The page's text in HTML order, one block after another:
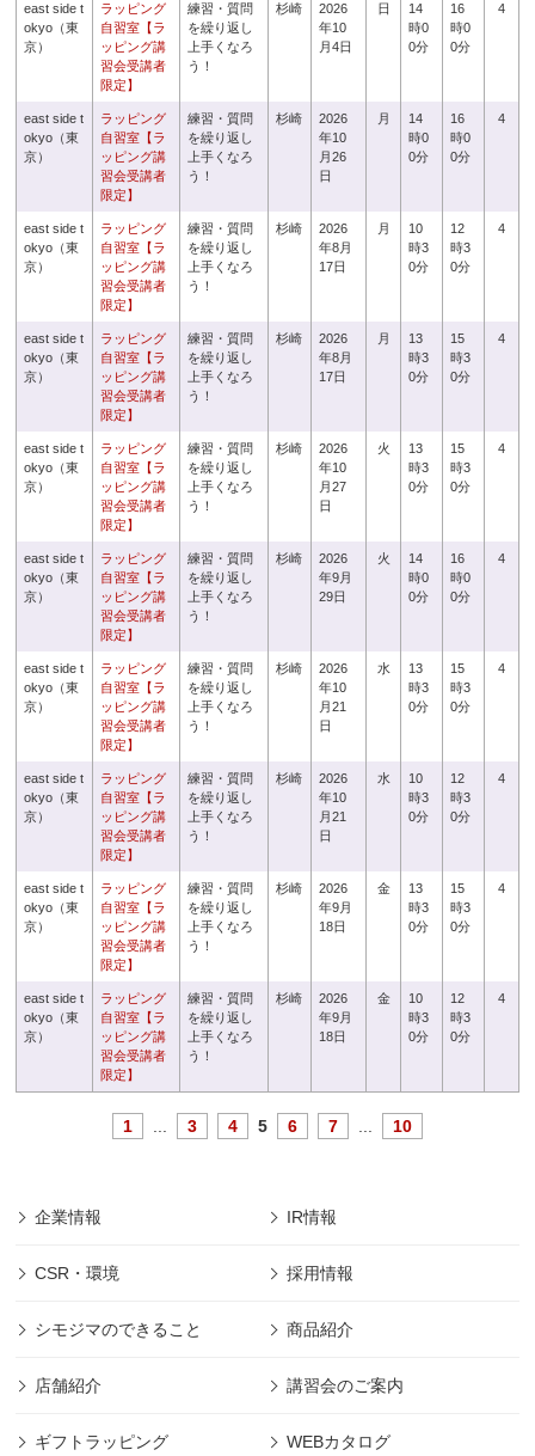
east side t
okyo（東
京）
ラッピング
自習室【ラ
ッピング講
習会受講者
限定】
練習・質問
を繰り返し
上手くなろ
う！
杉崎
2026
年10
月4日
日
14
時0
0分
16
時0
0分
4
east side t
okyo（東
京）
ラッピング
自習室【ラ
ッピング講
習会受講者
限定】
練習・質問
を繰り返し
上手くなろ
う！
杉崎
2026
年10
月26
日
月
14
時0
0分
16
時0
0分
4
east side t
okyo（東
京）
ラッピング
自習室【ラ
ッピング講
習会受講者
限定】
練習・質問
を繰り返し
上手くなろ
う！
杉崎
2026
年8月
17日
月
10
時3
0分
12
時3
0分
4
east side t
okyo（東
京）
ラッピング
自習室【ラ
ッピング講
習会受講者
限定】
練習・質問
を繰り返し
上手くなろ
う！
杉崎
2026
年8月
17日
月
13
時3
0分
15
時3
0分
4
east side t
okyo（東
京）
ラッピング
自習室【ラ
ッピング講
習会受講者
限定】
練習・質問
を繰り返し
上手くなろ
う！
杉崎
2026
年10
月27
日
火
13
時3
0分
15
時3
0分
4
east side t
okyo（東
京）
ラッピング
自習室【ラ
ッピング講
習会受講者
限定】
練習・質問
を繰り返し
上手くなろ
う！
杉崎
2026
年9月
29日
火
14
時0
0分
16
時0
0分
4
east side t
okyo（東
京）
ラッピング
自習室【ラ
ッピング講
習会受講者
限定】
練習・質問
を繰り返し
上手くなろ
う！
杉崎
2026
年10
月21
日
水
13
時3
0分
15
時3
0分
4
east side t
okyo（東
京）
ラッピング
自習室【ラ
ッピング講
習会受講者
限定】
練習・質問
を繰り返し
上手くなろ
う！
杉崎
2026
年10
月21
日
水
10
時3
0分
12
時3
0分
4
east side t
okyo（東
京）
ラッピング
自習室【ラ
ッピング講
習会受講者
限定】
練習・質問
を繰り返し
上手くなろ
う！
杉崎
2026
年9月
18日
金
13
時3
0分
15
時3
0分
4
east side t
okyo（東
京）
ラッピング
自習室【ラ
ッピング講
習会受講者
限定】
練習・質問
を繰り返し
上手くなろ
う！
杉崎
2026
年9月
18日
金
10
時3
0分
12
時3
0分
4
1 3 4 5 6 7 10
企業情報 IR情報
CSR・環境 採用情報
シモジマのできること 商品紹介
店舗紹介 講習会のご案内
ギフトラッピング WEBカタログ